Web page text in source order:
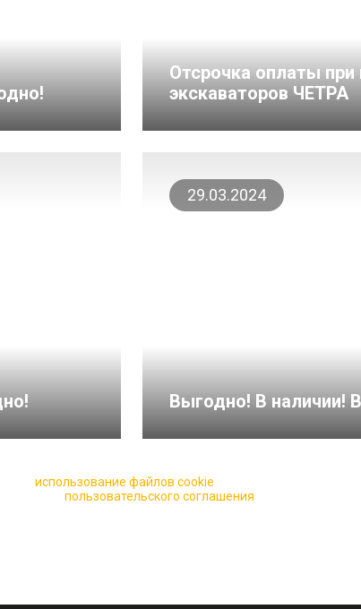
Отсрочка оплаты при
экскаваторов ЧЕТРА
29.03.2024
Выгодно! В наличии!
использование файлов cookie
пользовательского соглашения